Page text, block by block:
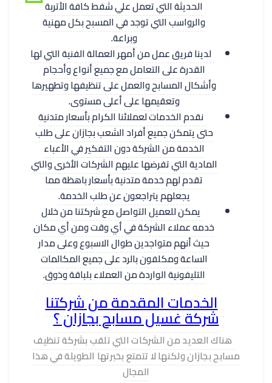
الحديثة التي تعمل علي شفط كافة الأتربة
والرواسب التي توجد في المسبح بكل مهنية
وبراعة.
لدينا فريق عمل من أمهر العمالة الفنية التي لها
القدرة على التعامل مع جميع أنواع وأحجام
وأشكال المسابح والعمل على تنظيفها وتطهيرها
وتعقيمها على أعلى مستوى.
نقدم الخدمات لعملائنا الكرام بأسعار متدنية
حتى يتمكن جميع أفراد الشعب بجازان على طلب
الخدمة من الشركة دون التفكير في الأعباء
المادية التي تفرضها عليهم الشركات الأخرى والتي
تقدم لهم خدمة متدنية بأسعار باهظة مما
يجعلهم يتراجعون عن طلب الخدمة.
يمكن للعميل التواصل مع شركتنا من خلال
خدمه عملاء الشركة في أي وقت ومن أي مكان
حيث أنهم متواجدين طوال الاسبوع وعلى مدار
الساعة ومكلفون بالرد على جميع المكالمات
التليفونية الواردة من العملاء بلباقة وذوق.
الخدمات المقدمة من شركتنا
شركة غسيل مسابح بجازان ؟
هناك العديد من الشركات التي تلقب بشركة تنظيف
مسابح بجازان ولكنها لا تتمتع بخبرتها الطويلة في هذا
المجال